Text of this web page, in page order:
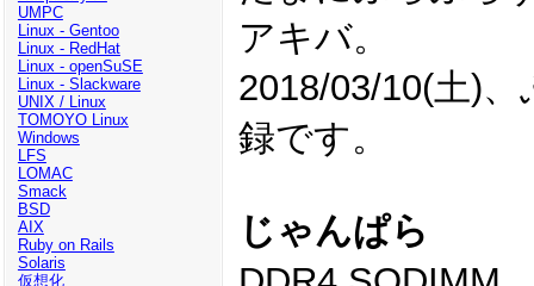
UMPC
Linux - Gentoo
Linux - RedHat
Linux - openSuSE
Linux - Slackware
UNIX / Linux
TOMOYO Linux
Windows
LFS
LOMAC
Smack
BSD
AIX
Ruby on Rails
Solaris
仮想化
アキバ。
2018/03/10(土)
録です。
じゃんぱら